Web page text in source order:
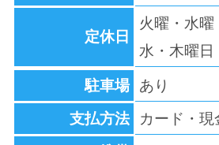
定休日
火曜・水
水・木曜日
駐車場 あり
支払方法
カード・現